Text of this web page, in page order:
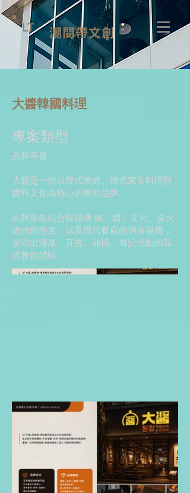
LT 潮間帶文創
大醬韓國料理
專案類型
品牌手冊
大醬是一個以韓式燒烤、韓式家常料理與
醬料文化為核心的餐飲品牌。
品牌形象結合韓國傳 統「醬」文化、炭火
燒烤的熱度，以及現代餐處的俐落視覺，
呈現出濃厚、直接、熱情、有記憶點的韓
式餐飲體驗。